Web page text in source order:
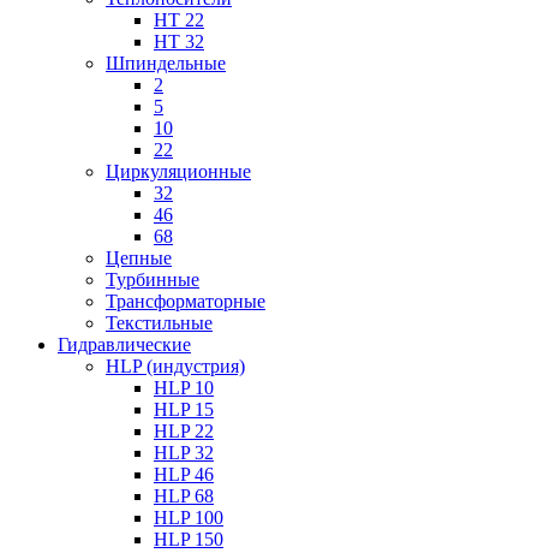
HT 22
HT 32
Шпиндельные
2
5
10
22
Циркуляционные
32
46
68
Цепные
Турбинные
Трансформаторные
Текстильные
Гидравлические
HLP (индустрия)
HLP 10
HLP 15
HLP 22
HLP 32
HLP 46
HLP 68
HLP 100
HLP 150